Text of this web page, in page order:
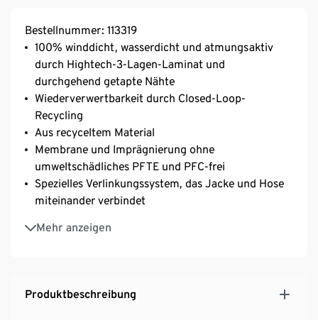
Bestellnummer: 113319
100% winddicht, wasserdicht und atmungsaktiv
durch Hightech-3-Lagen-Laminat und
durchgehend getapte Nähte
Wiederverwertbarkeit durch Closed-Loop-
Recycling
Aus recyceltem Material
Membrane und Imprägnierung ohne
umweltschädliches PFTE und PFC-frei
Spezielles Verlinkungssystem, das Jacke und Hose
miteinander verbindet
Mehr anzeigen
Extralanger Ventilationssystem-Reißverschluss für
verbesserte Atmungsaktivität
Weitenregulierbarer Bund
Anbringungsmöglichkeit für Hosenträger
Produktbeschreibung